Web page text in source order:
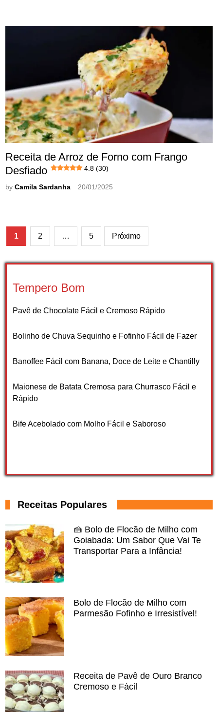
Receita de Arroz de Forno com Frango
Desfiado
4.8 (30)
byCamila Sardanha 20/01/2025
Paginação
de
posts
1 2 … 5 Próximo
Tempero Bom
Pavê de Chocolate Fácil e Cremoso Rápido
Bolinho de Chuva Sequinho e Fofinho Fácil de Fazer
Banoffee Fácil com Banana, Doce de Leite e Chantilly
Maionese de Batata Cremosa para Churrasco Fácil e
Rápido
Bife Acebolado com Molho Fácil e Saboroso
Receitas Populares
🍰 Bolo de Flocão de Milho com
Goiabada: Um Sabor Que Vai Te
Transportar Para a Infância!
Bolo de Flocão de Milho com
Parmesão Fofinho e Irresistível!
Receita de Pavê de Ouro Branco
Cremoso e Fácil